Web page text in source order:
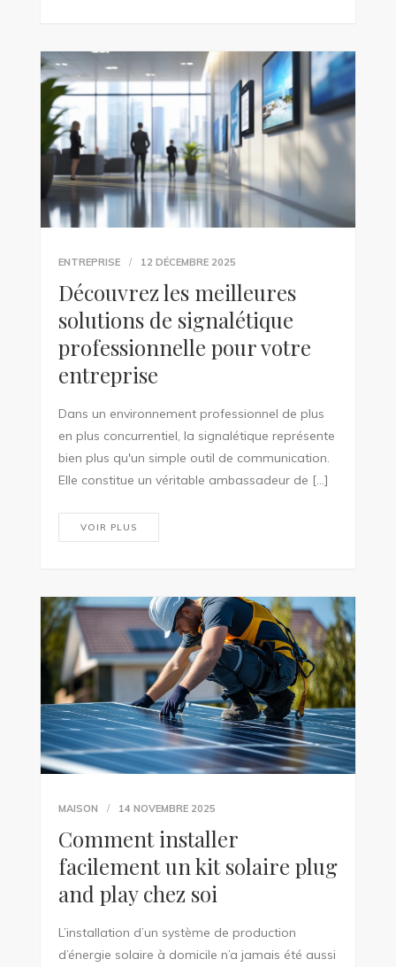
ENTREPRISE 12 DÉCEMBRE 2025
Découvrez les meilleures
solutions de signalétique
professionnelle pour votre
entreprise
Dans un environnement professionnel de plus
en plus concurrentiel, la signalétique représente
bien plus qu'un simple outil de communication.
Elle constitue un véritable ambassadeur de […]
VOIR PLUS
MAISON 14 NOVEMBRE 2025
Comment installer
facilement un kit solaire plug
and play chez soi
L’installation d’un système de production
d’énergie solaire à domicile n’a jamais été aussi